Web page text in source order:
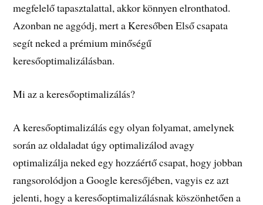
megfelelő tapasztalattal, akkor könnyen elronthatod.
Azonban ne aggódj, mert a Keresőben Első csapata
segít neked a prémium minőségű
keresőoptimalizálásban.
Mi az a keresőoptimalizálás?
A keresőoptimalizálás egy olyan folyamat, amelynek
során az oldaladat úgy optimalizálod avagy
optimalizálja neked egy hozzáértő csapat, hogy jobban
rangsorolódjon a Google keresőjében, vagyis ez azt
jelenti, hogy a keresőoptimalizálásnak köszönhetően a